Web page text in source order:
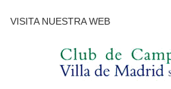
VISITA NUESTRA WEB